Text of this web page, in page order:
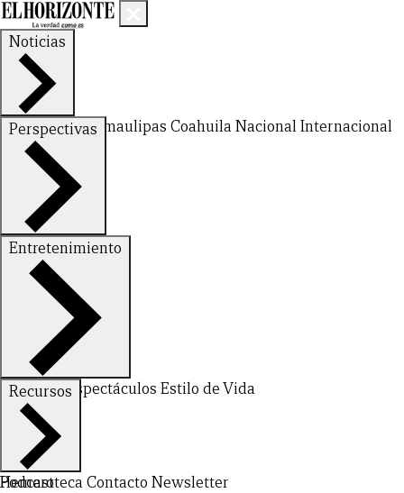
Noticias
Nuevo LeónTamaulipas Coahuila NacionalInternacional
Perspectivas
FinanzasOpinión
Entretenimiento
DeportesEspectáculos Estilo de Vida
Recursos
Hemeroteca Contacto Newsletter
Podcast